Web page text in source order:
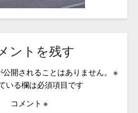
ントを残す
開されることはありません。
※
いる欄は必須項目です
コメント ※